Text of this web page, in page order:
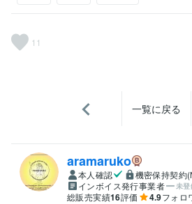
11
一覧に戻る
aramaruko
本人確認
機密保持契約
インボイス発行事業者
未登
総販売実績16評価 4.9フォロ